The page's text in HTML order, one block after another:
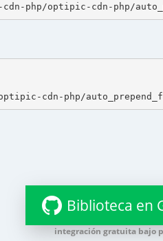
Biblioteca en
integración gratuita bajo